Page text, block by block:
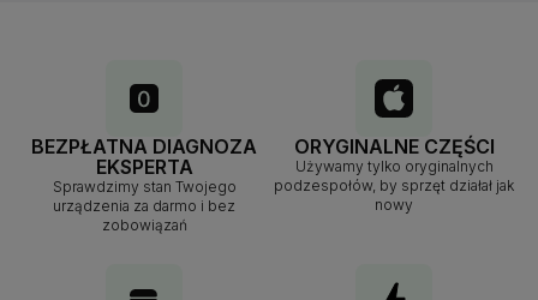
BEZPŁATNA DIAGNOZA
EKSPERTA
Sprawdzimy stan Twojego
urządzenia za darmo i bez
zobowiązań
ORYGINALNE CZĘŚCI
Używamy tylko oryginalnych
podzespołów, by sprzęt działał jak
nowy